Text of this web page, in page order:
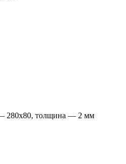
280х80, толщина — 2 мм